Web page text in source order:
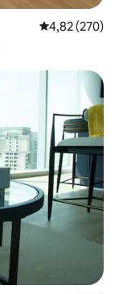
Gemiddelde
4,82 (270)